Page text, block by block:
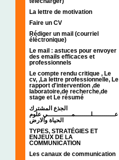
La lettre de motivation
Faire un CV
Rédiger un mail (courriel
éléctronique)
Le mail : astuces pour envoyer
des emails efficaces et
professionnels
Le compte rendu critique , Le
cv, ,La lettre professionnelle, Le
rapport d'intervention ,de
laboratoire,de recherche,de
stage et Le résumé
الجذع المشترك
عـــــــــــلــــــــمــــــــــــي علوم
الحياة والارض
TYPES, STRATÉGIES ET
ENJEUX DE LA
COMMUNICATION
Les canaux de communication